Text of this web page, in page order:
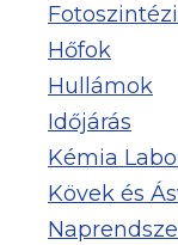
Hőfok
Hullámok
Időjárás
Kémia
Kövek és